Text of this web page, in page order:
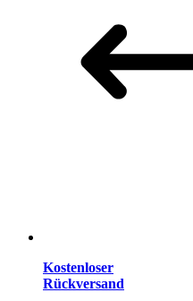
Kostenloser
Rückversand